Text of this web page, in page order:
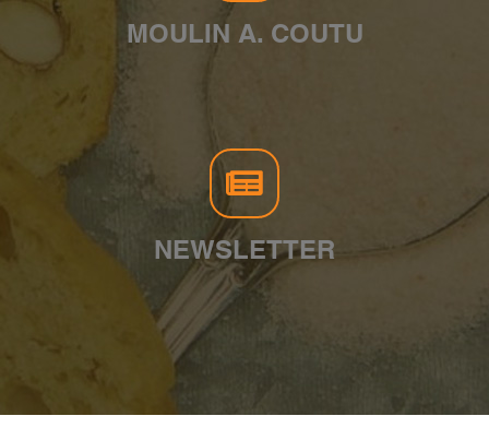
MOULIN A. COUTU
NEWSLETTER